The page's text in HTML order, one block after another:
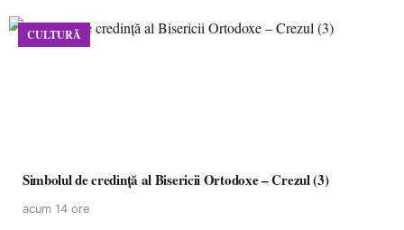
CULTURĂ
Simbolul de credinţă al Bisericii Ortodoxe – Crezul (3)
acum 14 ore